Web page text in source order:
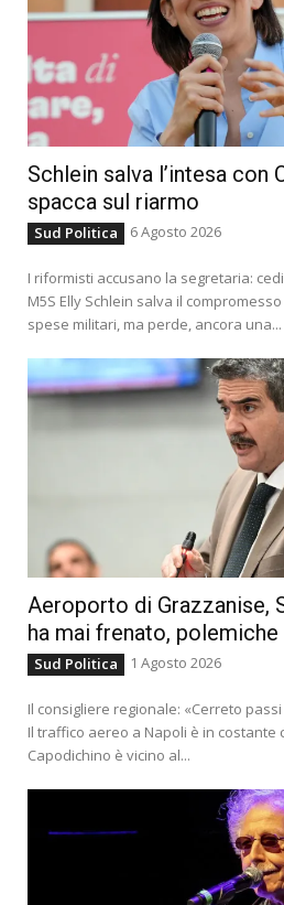
Schlein salva l’intesa con
spacca sul riarmo
Sud Politica 6 Agosto 2026
I riformisti accusano la segretaria:
M5S Elly Schlein salva il
spese militari, ma perde, ancora una...
Aeroporto di Grazzanise,
ha mai frenato,
Sud Politica 1 Agosto 2026
Il consigliere regionale: «Cerreto
Il traffico aereo a Napoli è in costante
Capodichino è vicino al...